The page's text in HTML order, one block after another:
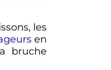
les
en
bruche